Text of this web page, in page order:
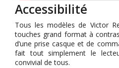
Accessibilité
Tous les modèles de Victor
touches grand format à
d’une prise casque et de
fait tout simplement le
convivial de tous.